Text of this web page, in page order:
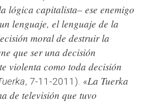
lógica capitalista– ese enemigo
lenguaje, el lenguaje de la
moral de destruir la
que ser una decisión
violenta como toda decisión
, 7-11-2011). «La Tuerka
de televisión que tuvo